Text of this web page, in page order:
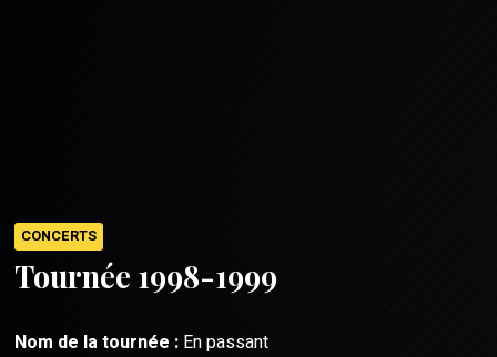
CONCERTS
Tournée 1998-1999
Nom de la tournée :En passant